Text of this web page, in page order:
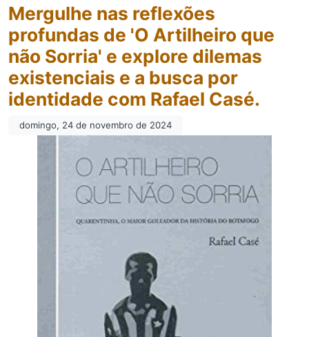
Mergulhe nas reflexões
profundas de 'O Artilheiro que
não Sorria' e explore dilemas
existenciais e a busca por
identidade com Rafael Casé.
domingo, 24 de novembro de 2024